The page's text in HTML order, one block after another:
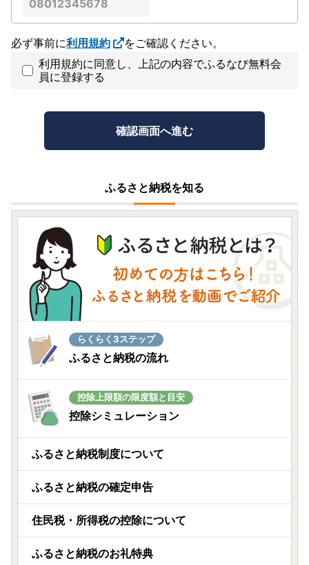
必ず事前に利用規約
をご確認ください。
利用規約に同意し、上記の内容でふるなび無料会
員に登録する
ふるさと納税を知る
らくらく3ステップ
ふるさと納税の流れ
控除上限額の限度額と目安
控除シミュレーション
ふるさと納税制度について
ふるさと納税の確定申告
住民税・所得税の控除について
ふるさと納税のお礼特典